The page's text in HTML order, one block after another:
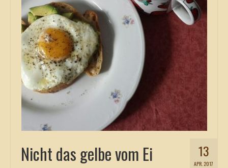
13
APR. 2017
Nicht das gelbe vom Ei